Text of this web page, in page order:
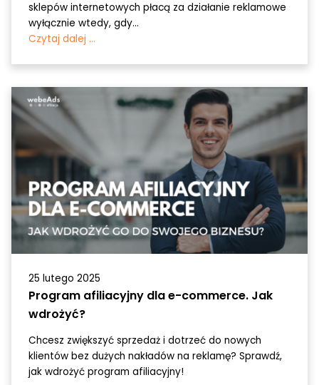
sklepów internetowych płacą za działanie reklamowe
wyłącznie wtedy, gdy...
Czytaj dalej ...
25 lutego 2025
Program afiliacyjny dla e-commerce. Jak
wdrożyć?
Chcesz zwiększyć sprzedaż i dotrzeć do nowych
klientów bez dużych nakładów na reklamę? Sprawdź,
jak wdrożyć program afiliacyjny!